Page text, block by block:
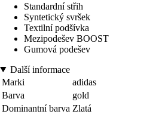
Standardní střih
Syntetický svršek
Textilní podšívka
Mezipodešev BOOST
Gumová podešev
Další informace
Marki
adidas
Barva
gold
Dominantní barva Zlatá